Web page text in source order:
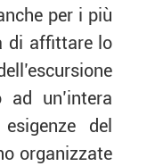
per i più
di affittare lo
un’intera
del
organizzate